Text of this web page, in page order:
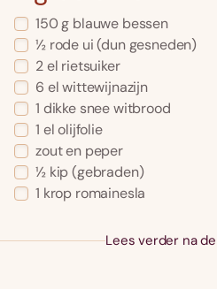
150 g blauwe bessen
½ rode ui (dun gesneden)
2 el rietsuiker
6 el wittewijnazijn
1 dikke snee witbrood
1 el olijfolie
zout en peper
½ kip (gebraden)
1 krop romainesla
Lees verder na